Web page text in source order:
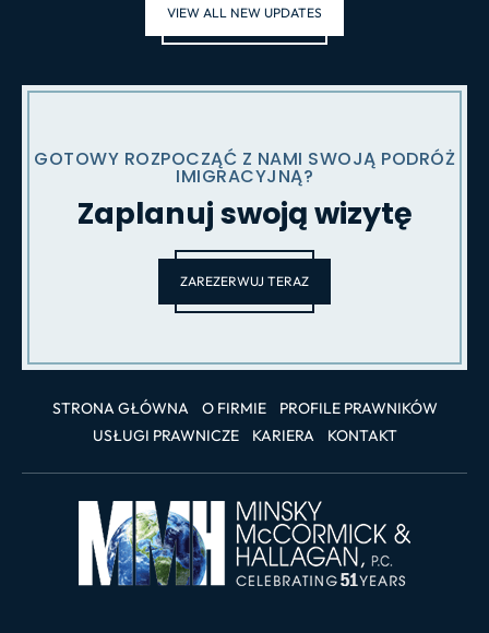
VIEW ALL NEW UPDATES
GOTOWY ROZPOCZĄĆ Z NAMI SWOJĄ PODRÓŻ
IMIGRACYJNĄ?
Zaplanuj swoją wizytę
ZAREZERWUJ TERAZ
STRONA GŁÓWNA O FIRMIE
PROFILE PRAWNIKÓW
USŁUGI PRAWNICZE
KARIERA KONTAKT